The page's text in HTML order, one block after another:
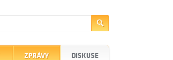
ZPRÁVY DISKUSE